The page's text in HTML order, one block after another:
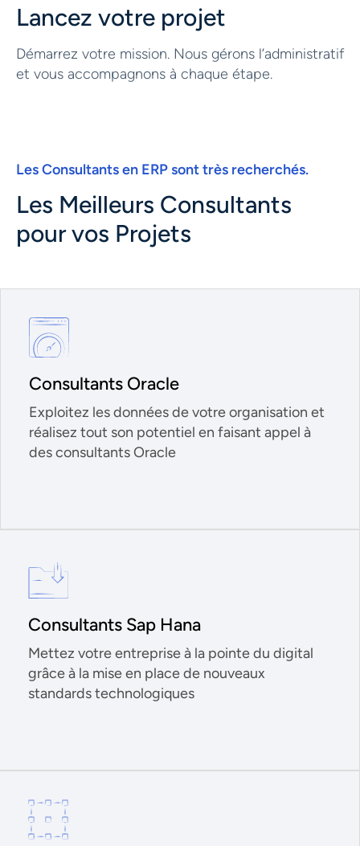
Lancez votre projet
Démarrez votre mission. Nous gérons l’administratif
et vous accompagnons à chaque étape.
Les Consultants en ERP sont très recherchés.
Les Meilleurs Consultants
pour vos Projets
Consultants Oracle
Exploitez les données de votre organisation et
réalisez tout son potentiel en faisant appel à
des consultants Oracle
Consultants Sap Hana
Mettez votre entreprise à la pointe du digital
grâce à la mise en place de nouveaux
standards technologiques